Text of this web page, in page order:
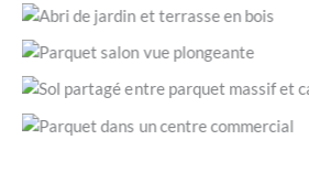
centre commercial. (Saint-Laurent-
Parquets)
Terrasse autour d’un abri de jardin en
/ © JLC Parquets)
Parquet en bois clair avec des
parement. (Aubagne 13400 / ©
Vue de haut d’un partage esthétique
massif et carrelage. (Grasse 06 /
Espace détente en parquet pont de